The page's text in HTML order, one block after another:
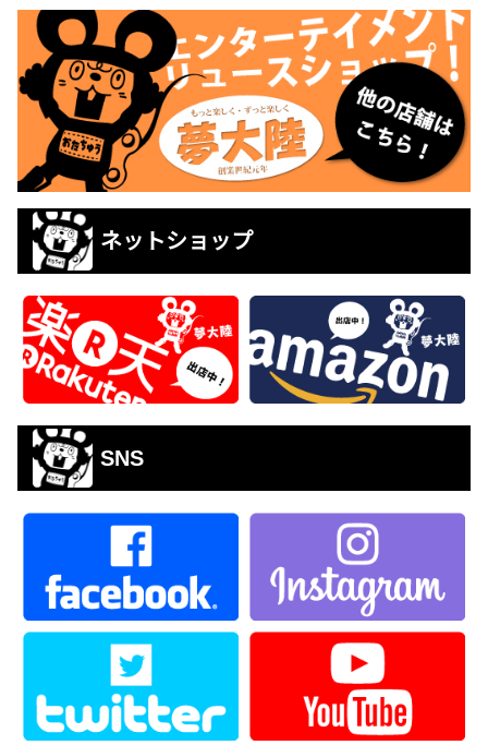
ネットショップ
SNS